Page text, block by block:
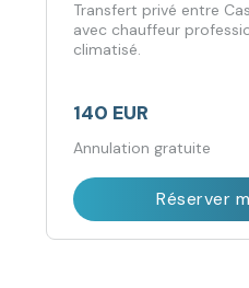
Transfert privé entre
avec chauffeur
climatisé.
140 EUR
Annulation gratuite
Réserver